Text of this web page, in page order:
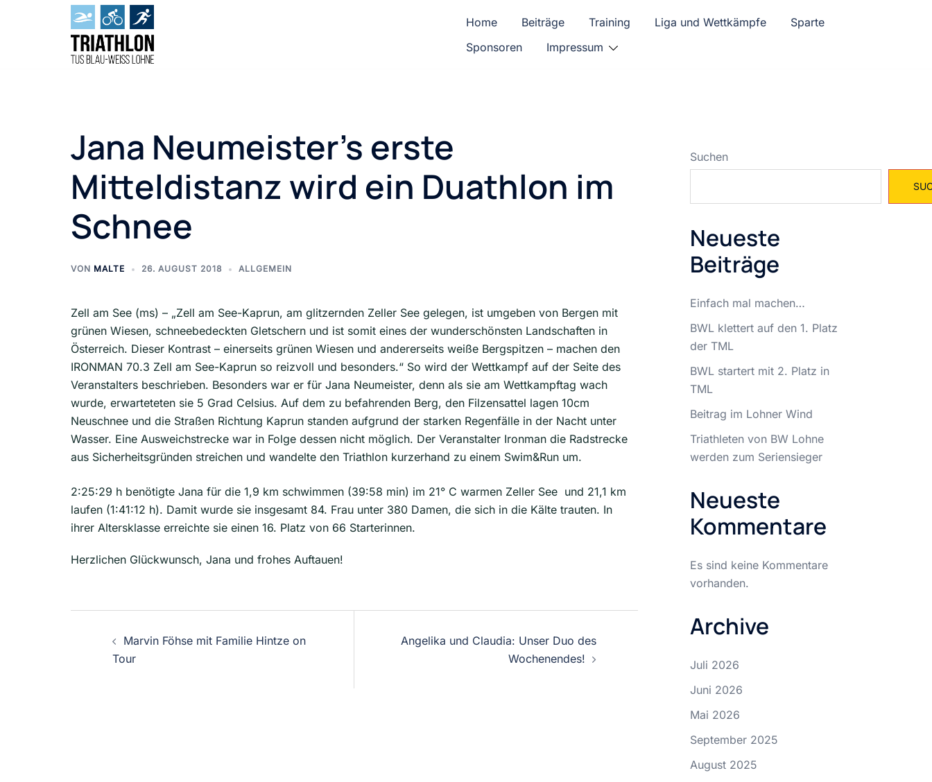
Home Beiträge Training Liga und Wettkämpfe
Sparte
Sponsoren
Impressum
Jana Neumeister’s erste
Mitteldistanz wird ein Duathlon im
Schnee
VON MALTE 26. AUGUST 2018 ALLGEMEIN
Zell am See (ms) – „Zell am See-Kaprun, am glitzernden Zeller See gelegen, ist umgeben von Bergen mit
grünen Wiesen, schneebedeckten Gletschern und ist somit eines der wunderschönsten Landschaften in
Österreich. Dieser Kontrast – einerseits grünen Wiesen und andererseits weiße Bergspitzen – machen den
IRONMAN 70.3 Zell am See-Kaprun so reizvoll und besonders.“ So wird der Wettkampf auf der Seite des
Veranstalters beschrieben. Besonders war er für Jana Neumeister, denn als sie am Wettkampftag wach
wurde, erwarteteten sie 5 Grad Celsius. Auf dem zu befahrenden Berg, den Filzensattel lagen 10cm
Neuschnee und die Straßen Richtung Kaprun standen aufgrund der starken Regenfälle in der Nacht unter
Wasser. Eine Ausweichstrecke war in Folge dessen nicht möglich. Der Veranstalter Ironman die Radstrecke
aus Sicherheitsgründen streichen und wandelte den Triathlon kurzerhand zu einem Swim&Run um.
2:25:29 h benötigte Jana für die 1,9 km schwimmen (39:58 min) im 21° C warmen Zeller See und 21,1 km
laufen (1:41:12 h). Damit wurde sie insgesamt 84. Frau unter 380 Damen, die sich in die Kälte trauten. In
ihrer Altersklasse erreichte sie einen 16. Platz von 66 Starterinnen.
Herzlichen Glückwunsch, Jana und frohes Auftauen!
Beitragsnavigation
Marvin Föhse mit Familie Hintze on
Tour
Angelika und Claudia: Unser Duo des
Wochenendes!
Suchen
Neueste
Beiträge
Einfach mal machen…
BWL klettert auf den 1. Platz
der TML
BWL startert mit 2. Platz in
TML
Beitrag im Lohner Wind
Triathleten von BW Lohne
werden zum Seriensieger
Neueste
Kommentare
Es sind keine Kommentare
vorhanden.
Archive
Juli 2026
Juni 2026
Mai 2026
September 2025
August 2025